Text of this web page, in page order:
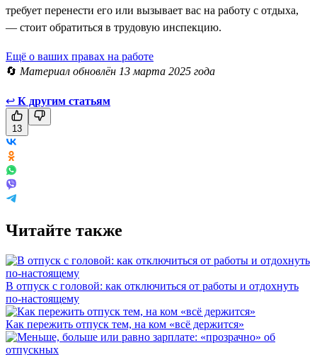
требует перенести его или вызывает вас на работу с отдыха,
— стоит обратиться в трудовую инспекцию.
Ещё о ваших правах на работе
🔄 Материал обновлён 13 марта 2025 года
↩ К другим статьям
13
Читайте также
В отпуск с головой: как отключиться от работы и отдохнуть
по-настоящему
Как пережить отпуск тем, на ком «всё держится»